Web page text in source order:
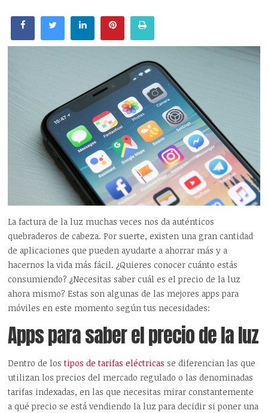
La factura de la luz muchas veces nos da auténticos
quebraderos de cabeza. Por suerte, existen una gran cantidad
de aplicaciones que pueden ayudarte a ahorrar más y a
hacernos la vida más fácil. ¿Quieres conocer cuánto estás
consumiendo? ¿Necesitas saber cuál es el precio de la luz
ahora mismo? Estas son algunas de las mejores apps para
móviles en este momento según tus necesidades:
Apps para saber el precio de la luz
Dentro de lostipos de tarifas eléctricas se diferencian las que
utilizan los precios del mercado regulado o las denominadas
tarifas indexadas, en las que necesitas mirar constantemente
a qué precio se está vendiendo la luz para decidir si poner una